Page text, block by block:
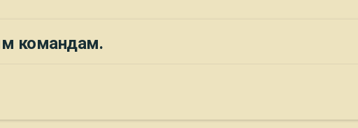
командам.